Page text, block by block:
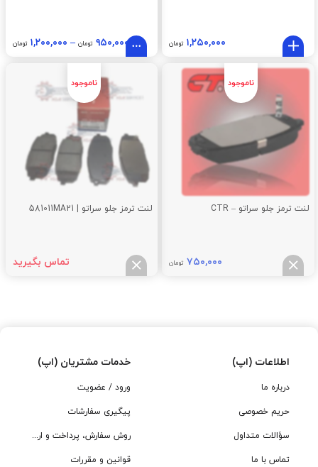
۱,۲۵۰,۰۰۰ تومان ۹۵۰,۰۰۰ تومان – ۱,۲۰۰,۰۰۰ تومان
لنت ترمز جلو سراتو – CTR
۷۵۰,۰۰۰ تومان
لنت ترمز جلو سراتو | 581011MA21
تماس بگیرید
اطلاعات (اپ)
درباره ما
حریم خصوصی
سؤالات متداول
تماس با ما
خدمات مشتریان (اپ)
ورود / عضویت
پیگیری سفارشات
روش سفارش، پرداخت و ارسال
قوانین و مقررات